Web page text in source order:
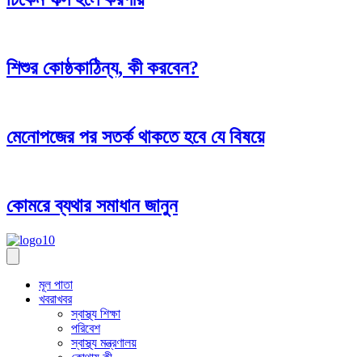
শিশুর কোষ্ঠকাঠিন্য, কী করবেন?
মেনোপজের পর সতর্ক থাকতে হবে যে বিষয়ে
কোমরে ব্যথার সমাধান জানুন
মূল পাতা
খবরাখবর
স্বাস্থ্য শিক্ষা
পরিবেশ
স্বাস্থ্য মন্ত্রণালয়